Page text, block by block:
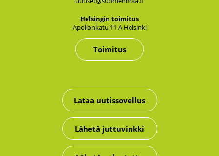
Hel­sin­gin toi­mi­tus
Apol­lon­ka­tu 11 A Hel­sin­ki
Toimitus
Lataa uutissovellus
Lähetä juttuvinkki